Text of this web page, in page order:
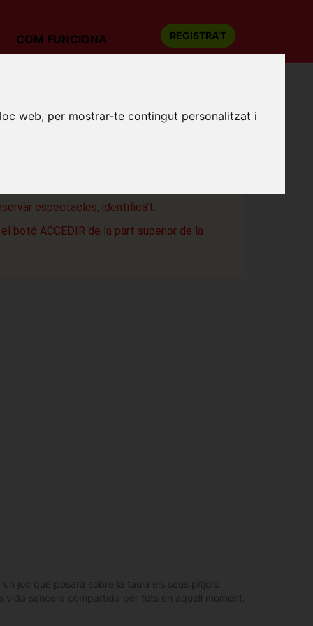
web, per mostrar-te contingut personalitzat i
COM FUNCIONA REGISTRA'T
DESCONEGUTS
espectacles, identifica't.
botó ACCEDIR de la part superior de la
joc que posarà sobre la taula els seus pitjors
sencera compartida per tots en aquell moment.